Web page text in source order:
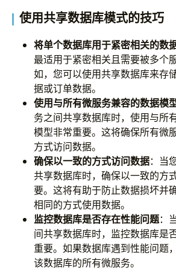
使用共享数据库模式的技巧
将单个数据库用于紧密相关的数
最适用于紧密相关且需要被多个
如，您可以使用共享数据库来存
据或订单数据。
使用与所有微服务兼容的数据模
务之间共享数据库时，使用与所
模型非常重要。这将确保所有微
方式访问数据。
确保以一致的方式访问数据：当
共享数据库时，确保以一致的方
要。这将有助于防止数据损坏并
相同的方式使用数据。
监控数据库是否存在性能问题：
间共享数据库时，监控数据库是
重要。如果数据库遇到性能问题
该数据库的所有微服务。